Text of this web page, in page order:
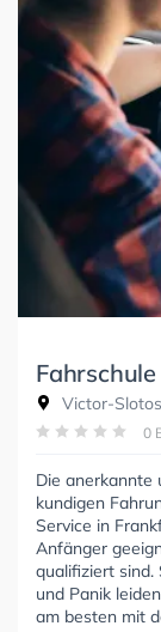
Victor-
0
Die anerkannte
kundigen
Service in
Anfänger
qualifiziert sind.
und Panik
am besten mit